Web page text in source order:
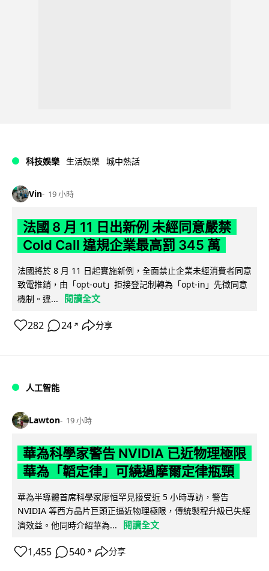
科技娛樂 生活娛樂 城中熱話
Vin 19 小時
法國 8 月 11 日出新例 未經同意嚴禁
Cold Call 違規企業最高罰 345 萬
法國將於 8 月 11 日起實施新例，全面禁止企業未經消費者同意
致電推銷，由「opt-out」拒接登記制轉為「opt-in」先徵同意
機制。違...
閱讀全文
282 24 ↗ 分享
人工智能
Lawton 19 小時
華為科學家警告 NVIDIA 已近物理極限
華為「韜定律」可繞過摩爾定律瓶頸
華為半導體首席科學家廖恒罕見接受近 5 小時專訪，警告
NVIDIA 等西方晶片巨頭正逼近物理極限，傳統製程升級已失經
濟效益。他同時介紹華為...
閱讀全文
1,455 540 ↗ 分享